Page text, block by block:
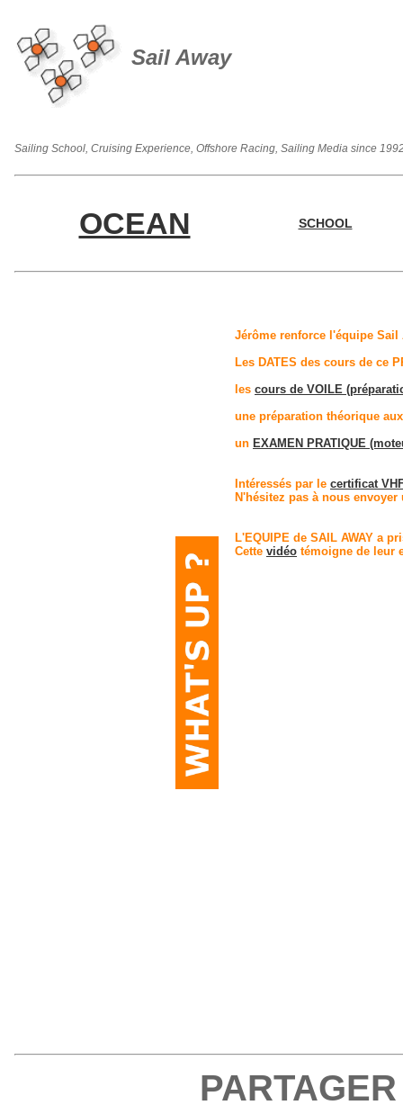
Sail Away
Sailing School, Cruising Experience, Offshore Racing, Sailing Media since
OCEAN SCHOOL
Jérôme renforce l'équipe Sail
Les DATES des cours de ce
les cours de VOILE
une préparation théorique
un EXAMEN PRATIQUE
Intéressés par le certificat
N'hésitez pas à nous envoyer
L'EQUIPE de SAIL AWAY a
Cette vidéo témoigne de leur